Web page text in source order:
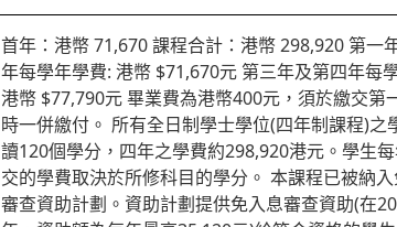
首年：港幣 71,670 課程合計：港幣 298,920 第一
年每學年學費: 港幣 $71,670元 第三年及第四年每
港幣 $77,790元 畢業費為港幣400元，須於繳交第
時一併繳付。 所有全日制學士學位(四年制課程)之
讀120個學分，四年之學費約298,920港元。學生
交的學費取決於所修科目的學分。 本課程已被納
審查資助計劃。資助計劃提供免入息審查資助(在